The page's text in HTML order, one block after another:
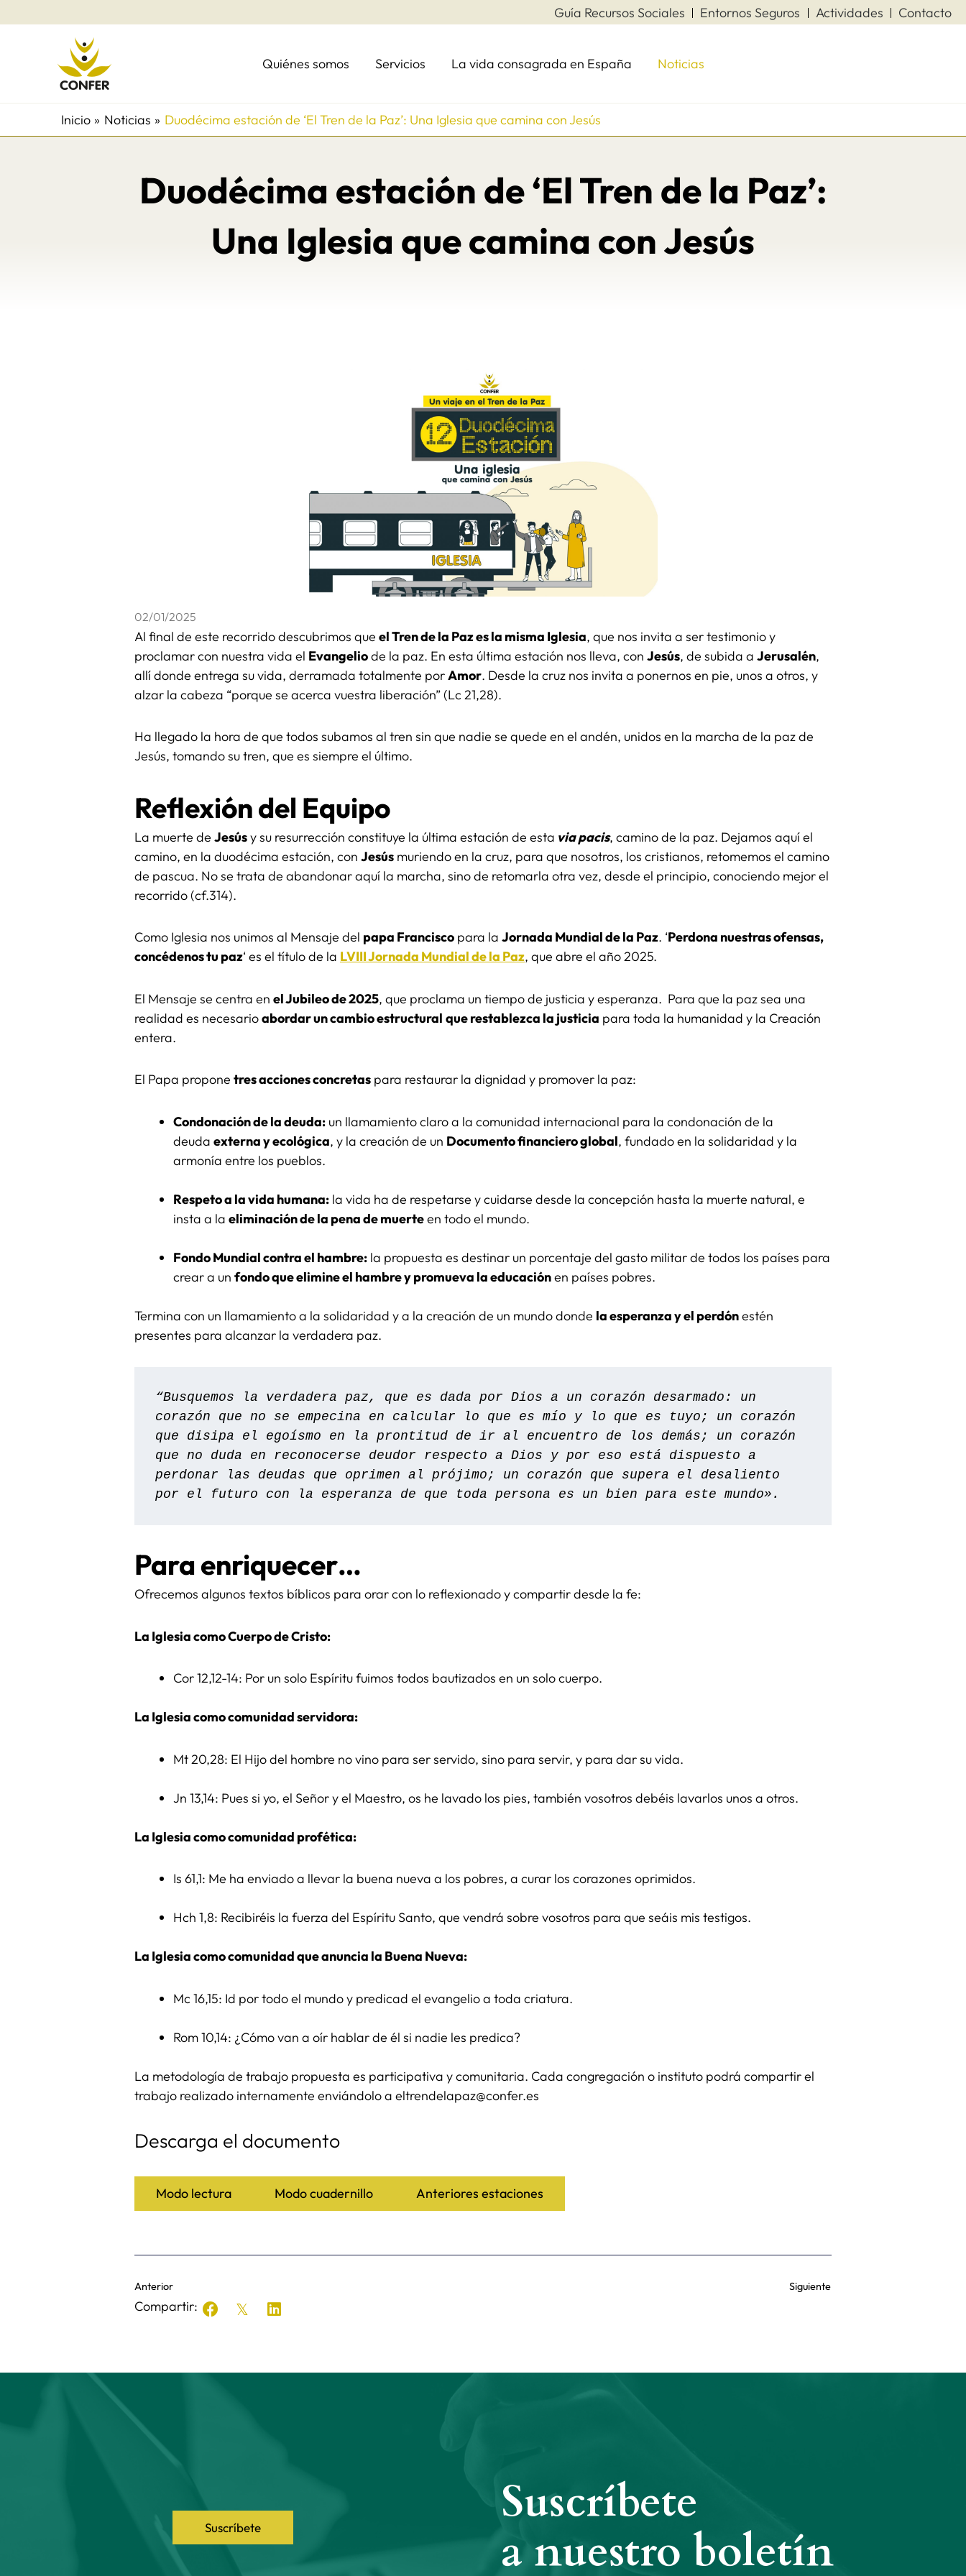
al
Guía Recursos Sociales Entornos Seguros Actividades Contacto
Quiénes somos Servicios La vida consagrada en España Noticias
Inicio Noticias Duodécima estación de ‘El Tren de la Paz’: Una Iglesia que camina con Jesús
Duodécima estación de ‘El Tren de la Paz’:
Una Iglesia que camina con Jesús
02/01/2025
Al final de este recorrido descubrimos que el Tren de la Paz es la misma Iglesia, que nos invita a ser testimonio y
proclamar con nuestra vida el Evangeliode la paz. En esta última estación nos lleva, con Jesús, de subida a Jerusalén,
allí donde entrega su vida, derramada totalmente porAmor. Desde la cruz nos invita a ponernos en pie, unos a otros, y
alzar la cabeza “porque se acerca vuestra liberación” (Lc 21,28).
Ha llegado la hora de que todos subamos al tren sin que nadie se quede en el andén, unidos en la marcha de la paz de
Jesús, tomando su tren, que es siempre el último.
Reflexión del Equipo
La muerte de Jesúsy su resurrección constituye la última estación de esta via pacis, camino de la paz. Dejamos aquí el
camino, en la duodécima estación, con Jesús muriendo en la cruz, para que nosotros, los cristianos, retomemos el camino
de pascua. No se trata de abandonar aquí la marcha, sino de retomarla otra vez, desde el principio, conociendo mejor el
recorrido (cf.314).
Como Iglesia nos unimos al Mensaje del papa Francisco para la Jornada Mundial de la Paz. ‘Perdona nuestras ofensas,
concédenos tu paz‘ es el título de la LVIII Jornada Mundial de la Paz, que abre el año 2025.
El Mensaje se centra en el Jubileo de 2025, que proclama un tiempo de justicia y esperanza. Para que la paz sea una
realidad es necesarioabordar un cambio estructural que restablezca la justicia para toda la humanidad y la Creación
entera.
El Papa propone tres acciones concretas para restaurar la dignidad y promover la paz:
Condonación de la deuda: un llamamiento claro a la comunidad internacional para la condonación de la
deuda externa y ecológica, y la creación de un Documento financiero global, fundado en la solidaridad y la
armonía entre los pueblos.
Respeto a la vida humana: la vida ha de respetarse y cuidarse desde la concepción hasta la muerte natural, e
insta a la eliminación de la pena de muerteen todo el mundo.
Fondo Mundial contra el hambre: la propuesta es destinar un porcentaje del gasto militar de todos los países para
crear a un fondo que elimine el hambre y promueva la educaciónen países pobres.
Termina con un llamamiento a la solidaridad y a la creación de un mundo donde la esperanza y el perdónestén
presentes para alcanzar la verdadera paz.
“Busquemos la verdadera paz, que es dada por Dios a un corazón desarmado: un
corazón que no se empecina en calcular lo que es mío y lo que es tuyo; un corazón
que disipa el egoísmo en la prontitud de ir al encuentro de los demás; un corazón
que no duda en reconocerse deudor respecto a Dios y por eso está dispuesto a
perdonar las deudas que oprimen al prójimo; un corazón que supera el desaliento
por el futuro con la esperanza de que toda persona es un bien para este mundo».
Para enriquecer…
Ofrecemos algunos textos bíblicos para orar con lo reflexionado y compartir desde la fe:
La Iglesia como Cuerpo de Cristo:
Cor 12,12-14: Por un solo Espíritu fuimos todos bautizados en un solo cuerpo.
La Iglesia como comunidad servidora:
Mt 20,28: El Hijo del hombre no vino para ser servido, sino para servir, y para dar su vida.
Jn 13,14: Pues si yo, el Señor y el Maestro, os he lavado los pies, también vosotros debéis lavarlos unos a otros.
La Iglesia como comunidad profética:
Is 61,1: Me ha enviado a llevar la buena nueva a los pobres, a curar los corazones oprimidos.
Hch 1,8: Recibiréis la fuerza del Espíritu Santo, que vendrá sobre vosotros para que seáis mis testigos.
La Iglesia como comunidad que anuncia la Buena Nueva:
Mc 16,15: Id por todo el mundo y predicad el evangelio a toda criatura.
Rom 10,14: ¿Cómo van a oír hablar de él si nadie les predica?
La metodología de trabajo propuesta es participativa y comunitaria. Cada congregación o instituto podrá compartir el
trabajo realizado internamente enviándolo a eltrendelapaz@confer.es
Descarga el documento
Modo lectura Modo cuadernillo Anteriores estaciones
Anterior Siguiente
Compartir:
Suscríbete
Suscríbete
a nuestro boletín